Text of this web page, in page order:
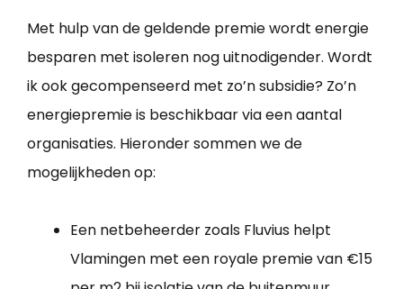
Met hulp van de geldende premie wordt energie
besparen met isoleren nog uitnodigender. Wordt
ik ook gecompenseerd met zo’n subsidie? Zo’n
energiepremie is beschikbaar via een aantal
organisaties. Hieronder sommen we de
mogelijkheden op:
Een netbeheerder zoals Fluvius helpt
Vlamingen met een royale premie van €15